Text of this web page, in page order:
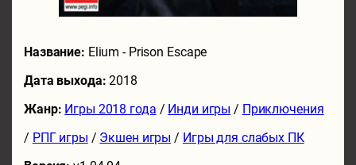
Название: Elium - Prison Escape
Дата выхода:2018
Жанр: Игры 2018 года / Инди игры / Приключения
/ РПГ игры / Экшен игры / Игры для слабых ПК